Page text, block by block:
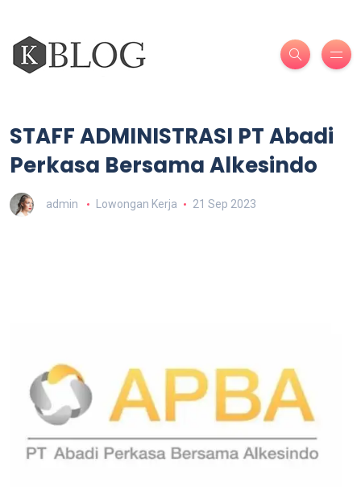
STAFF ADMINISTRASI PT Abadi
Perkasa Bersama Alkesindo
admin Lowongan Kerja 21 Sep 2023